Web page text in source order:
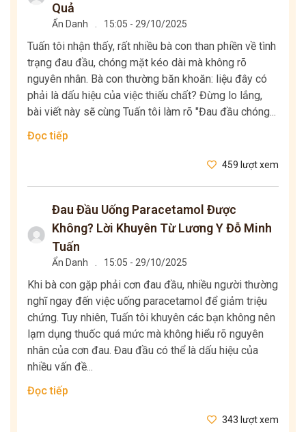
Quả
Ẩn Danh 15:05 - 29/10/2025
Tuấn tôi nhận thấy, rất nhiều bà con than phiền về tình
trạng đau đầu, chóng mặt kéo dài mà không rõ
nguyên nhân. Bà con thường băn khoăn: liệu đây có
phải là dấu hiệu của việc thiếu chất? Đừng lo lắng,
bài viết này sẽ cùng Tuấn tôi làm rõ "Đau đầu chóng...
Đọc tiếp
459 lượt xem
Đau Đầu Uống Paracetamol Được
Không? Lời Khuyên Từ Lương Y Đỗ Minh
Tuấn
Ẩn Danh 15:05 - 29/10/2025
Khi bà con gặp phải cơn đau đầu, nhiều người thường
nghĩ ngay đến việc uống paracetamol để giảm triệu
chứng. Tuy nhiên, Tuấn tôi khuyên các bạn không nên
lạm dụng thuốc quá mức mà không hiểu rõ nguyên
nhân của cơn đau. Đau đầu có thể là dấu hiệu của
nhiều vấn đề...
Đọc tiếp
343 lượt xem